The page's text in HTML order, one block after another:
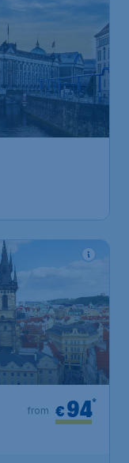
€141*
from
€94*
from